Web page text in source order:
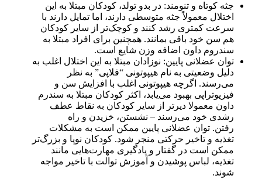
جثه کوتاه و تنومند: در بدو تولد، کودکان مبتلا به این
اختلال معمولاً جثه متوسطی دارند، اما تمایل دارند با
سرعت کمتری رشد کنند و کوچک‌تر از سایر کودکان
هم سن خود باقی بمانند. همچنین برای افراد مبتلا به
سندروم داون اضافه وزن شایع است.
توان عضلانی پایین: نوزادان مبتلا به این اختلال اغلب به
دلیل وضعیتی به نام هیپوتونی “فلاپی” به نظر
می‌رسند. اگرچه هیپوتونی اغلب با افزایش سن و
فیزیوتراپی بهبود می‌یابد، اکثر کودکان مبتلا به سندرم
داون معمولا دیرتر از سایر کودکان به نقاط عطف
رشدی خود می‌رسند – نشستن، خزیدن و راه
رفتن. توان عضلانی پایین ممکن است به مشکلات
تغذیه و تاخیر حرکتی منجر شود. کودکان نوپا و بزرگ‌تر
ممکن است در گفتار و یادگیری مهارت‌هایی مانند
تغذیه، لباس پوشیدن و آموزش توالت با تاخیر مواجه
شوند.